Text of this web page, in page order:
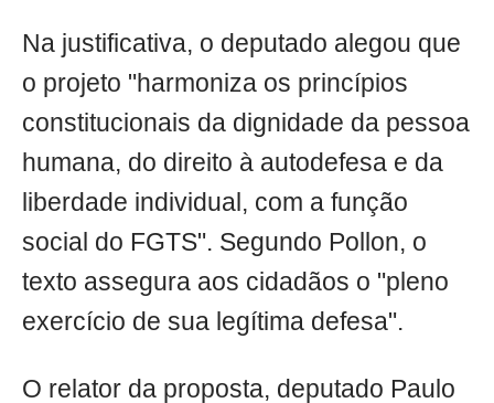
Na justificativa, o deputado alegou que
o projeto "harmoniza os princípios
constitucionais da dignidade da pessoa
humana, do direito à autodefesa e da
liberdade individual, com a função
social do FGTS". Segundo Pollon, o
texto assegura aos cidadãos o "pleno
exercício de sua legítima defesa".
O relator da proposta, deputado Paulo